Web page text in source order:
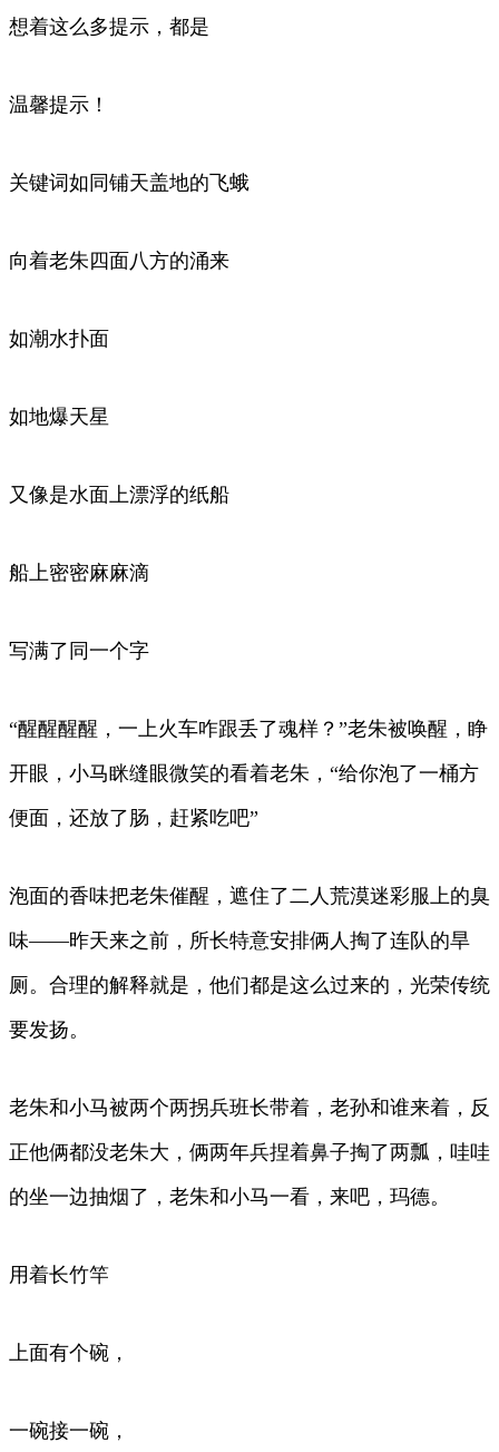
想着这么多提示，都是
温馨提示！
关键词如同铺天盖地的飞蛾
向着老朱四面八方的涌来
如潮水扑面
如地爆天星
又像是水面上漂浮的纸船
船上密密麻麻滴
写满了同一个字
“醒醒醒醒，一上火车咋跟丢了魂样？”老朱被唤醒，睁
开眼，小马眯缝眼微笑的看着老朱，“给你泡了一桶方
便面，还放了肠，赶紧吃吧”
泡面的香味把老朱催醒，遮住了二人荒漠迷彩服上的臭
味——昨天来之前，所长特意安排俩人掏了连队的旱
厕。合理的解释就是，他们都是这么过来的，光荣传统
要发扬。
老朱和小马被两个两拐兵班长带着，老孙和谁来着，反
正他俩都没老朱大，俩两年兵捏着鼻子掏了两瓢，哇哇
的坐一边抽烟了，老朱和小马一看，来吧，玛德。
用着长竹竿
上面有个碗，
一碗接一碗，